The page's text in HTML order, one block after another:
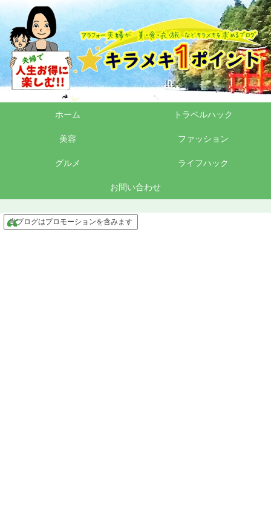
ホーム トラベルハック
美容 ファッション
グルメ ライフハック
お問い合わせ
当ブログはプロモーションを含みます